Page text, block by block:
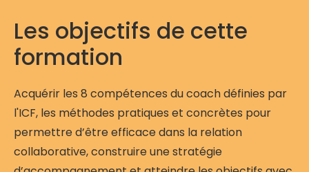
Les objectifs de cette
formation
Acquérir les 8 compétences du coach définies par
l'ICF, les méthodes pratiques et concrètes pour
permettre d’être efficace dans la relation
collaborative, construire une stratégie